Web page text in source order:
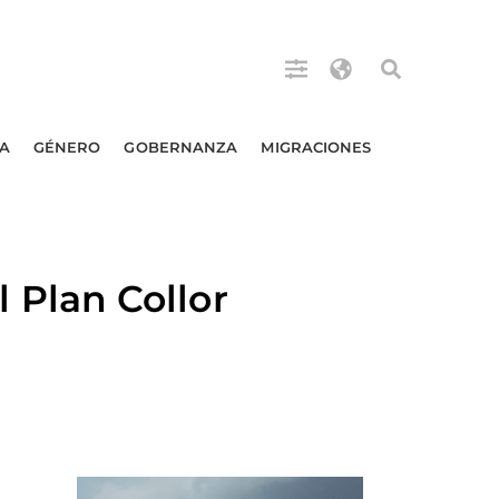
GÉNERO GOBERNANZA MIGRACIONES
Plan Collor